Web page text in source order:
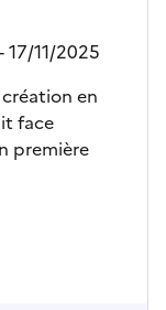
- 17/11/2025
en
face
première